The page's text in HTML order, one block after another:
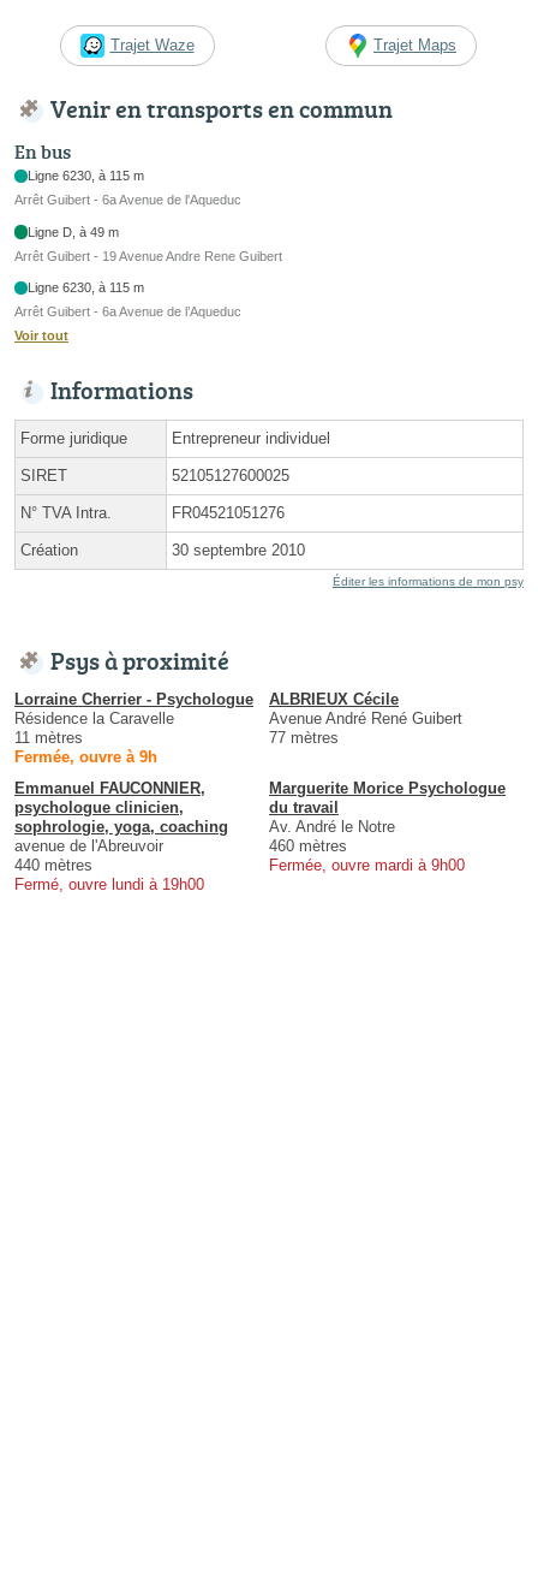
Trajet Waze Trajet Maps
Venir en transports en commun
En bus
Ligne 6230, à 115 m
Arrêt Guibert - 6a Avenue de l'Aqueduc
Ligne D, à 49 m
Arrêt Guibert - 19 Avenue Andre Rene Guibert
Ligne 6230, à 115 m
Arrêt Guibert - 6a Avenue de l’Aqueduc
Voir tout
Informations
Forme juridique Entrepreneur individuel
SIRET 52105127600025
N° TVA Intra. FR04521051276
Création 30 septembre 2010
Éditer les informations de mon psy
Psys à proximité
Lorraine Cherrier - Psychologue
Résidence la Caravelle
11 mètres
Fermée, ouvre à 9h
ALBRIEUX Cécile
Avenue André René Guibert
77 mètres
Emmanuel FAUCONNIER,
psychologue clinicien,
sophrologie, yoga, coaching
avenue de l'Abreuvoir
440 mètres
Fermé, ouvre lundi à 19h00
Marguerite Morice Psychologue
du travail
Av. André le Notre
460 mètres
Fermée, ouvre mardi à 9h00